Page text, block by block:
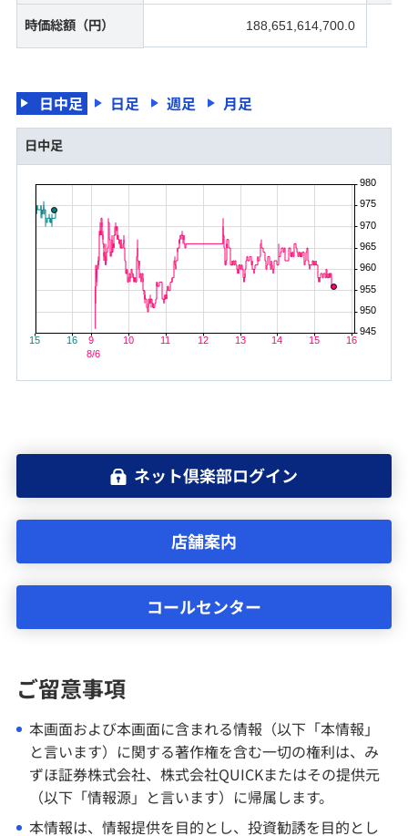
NISA
保険・年金保険
キャンペーン情報
新規公開株式（IPO）
公募・売出株式（PO）
外国株式
個人向け国債の特徴
サービス
投資情報・セミナー
お問い合わせ・お手続き
ご利用ガイド
時価総額（円） 188,651,614,700.0
日中足 日足 週足 月足
日中足
16
15
14
13
12
11
10
8/6
9
16
15
945
950
955
960
965
970
975
980
ネット倶楽部ログイン
店舗案内
コールセンター
ご留意事項
本画面および本画面に含まれる情報（以下「本情報」
と言います）に関する著作権を含む一切の権利は、み
ずほ証券株式会社、株式会社QUICKまたはその提供元
（以下「情報源」と言います）に帰属します。
本情報は、情報提供を目的とし、投資勧誘を目的とし